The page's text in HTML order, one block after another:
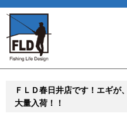
ＦＬＤ春日井店です！エギが
大量入荷！！